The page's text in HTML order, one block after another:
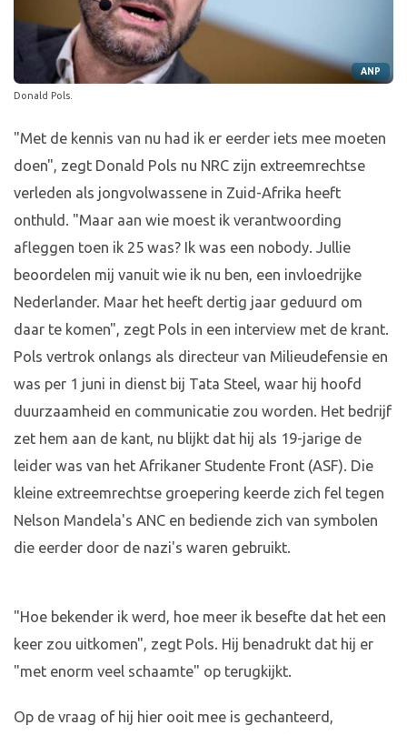
ANP
Donald Pols.
"Met de kennis van nu had ik er eerder iets mee moeten
doen", zegt Donald Pols nu NRC zijn extreemrechtse
verleden als jongvolwassene in Zuid-Afrika heeft
onthuld. "Maar aan wie moest ik verantwoording
afleggen toen ik 25 was? Ik was een nobody. Jullie
beoordelen mij vanuit wie ik nu ben, een invloedrijke
Nederlander. Maar het heeft dertig jaar geduurd om
daar te komen", zegt Pols in een interview met de krant.
Pols vertrok onlangs als directeur van Milieudefensie en
was per 1 juni in dienst bij Tata Steel, waar hij hoofd
duurzaamheid en communicatie zou worden. Het bedrijf
zet hem aan de kant, nu blijkt dat hij als 19-jarige de
leider was van het Afrikaner Studente Front (ASF). Die
kleine extreemrechtse groepering keerde zich fel tegen
Nelson Mandela's ANC en bediende zich van symbolen
die eerder door de nazi's waren gebruikt.
"Hoe bekender ik werd, hoe meer ik besefte dat het een
keer zou uitkomen", zegt Pols. Hij benadrukt dat hij er
"met enorm veel schaamte" op terugkijkt.
Op de vraag of hij hier ooit mee is gechanteerd,